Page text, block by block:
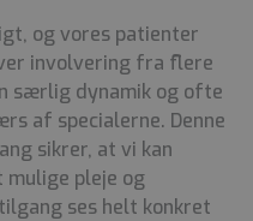
og vores patienter
involvering fra flere
særlig dynamik og ofte
af specialerne. Denne
sikrer, at vi kan
pleje og
ses helt konkret